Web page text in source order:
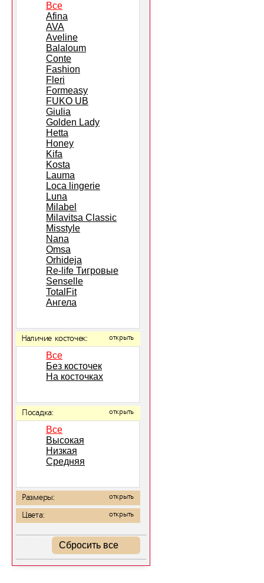
Все
Afina
AVA
Aveline
Balaloum
Conte
Fashion
Fleri
Formeasy
FUKO UB
Giulia
Golden Lady
Hetta
Honey
Kifa
Kosta
Lauma
Loca lingerie
Luna
Milabel
Milavitsa Classic
Misstyle
Nana
Omsa
Orhideja
Re-life Тигровые
Senselle
TotalFit
Ангела
Наличие косточек: открыть
Все
Без косточек
На косточках
Посадка: открыть
Все
Высокая
Низкая
Средняя
Размеры: открыть
Цвета: открыть
Сбросить все